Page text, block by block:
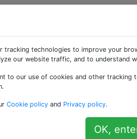
Fragen
ich ein Lineal für eine
Spalte einrichten?
in verschiedenen Sprachen
tracking technologies to improve your
our website traffic, and to understand
to our use of cookies and other
Cookie policy and Privacy policy.
OK,